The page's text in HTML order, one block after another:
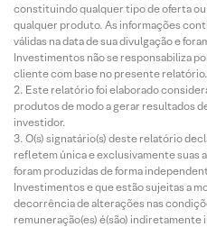
constituindo qualquer tipo de oferta
qualquer produto. As informações
válidas na data de sua divulgação e
Investimentos não se responsabiliza
cliente com base no presente relatório.
Este relatório foi elaborado
produtos de modo a gerar resultados
investidor.
O(s) signatário(s) deste relatório
refletem única e exclusivamente suas
foram produzidas de forma
Investimentos e que estão sujeitas a
decorrência de alterações nas
remuneração(es) é(são)